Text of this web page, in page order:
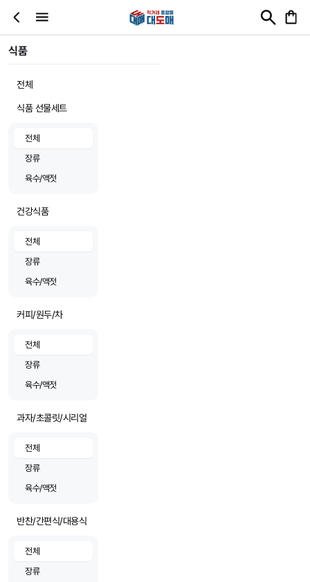
식품
전체
식품 선물세트
전체
장류
육수/액젓
건강식품
전체
장류
육수/액젓
커피/원두/차
전체
장류
육수/액젓
과자/초콜릿/시리얼
전체
장류
육수/액젓
반찬/간편식/대용식
전체
장류